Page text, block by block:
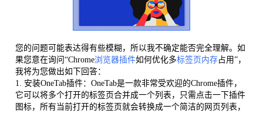
您的问题可能表达得有些模糊，所以我不确定能否完全理解。如
果您意在询问“Chrome浏览器插件如何优化多标签页内存占用”，
我将为您做出如下回答：
1. 安装OneTab插件：OneTab是一款非常受欢迎的Chrome插件，
它可以将多个打开的标签页合并成一个列表，只需点击一下插件
图标，所有当前打开的标签页就会转换成一个简洁的网页列表，